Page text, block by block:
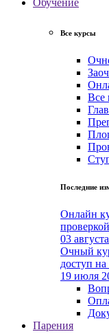
Обучение
Все курсы
Все
Последние
Онлайн
03
Очный
доступ
19 июля
Парения